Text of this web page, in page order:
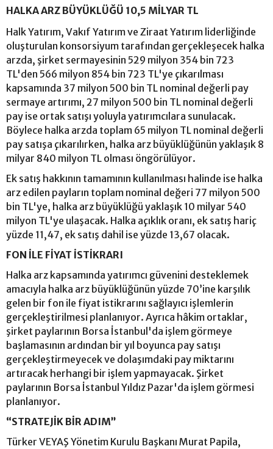
HALKA ARZ BÜYÜKLÜĞÜ 10,5 MİLYAR TL
Halk Yatırım, Vakıf Yatırım ve Ziraat Yatırım liderliğinde
oluşturulan konsorsiyum tarafından gerçekleşecek halka
arzda, şirket sermayesinin 529 milyon 354 bin 723
TL'den 566 milyon 854 bin 723 TL'ye çıkarılması
kapsamında 37 milyon 500 bin TL nominal değerli pay
sermaye artırımı, 27 milyon 500 bin TL nominal değerli
pay ise ortak satışı yoluyla yatırımcılara sunulacak.
Böylece halka arzda toplam 65 milyon TL nominal değerli
pay satışa çıkarılırken, halka arz büyüklüğünün yaklaşık 8
milyar 840 milyon TL olması öngörülüyor.
Ek satış hakkının tamamının kullanılması halinde ise halka
arz edilen payların toplam nominal değeri 77 milyon 500
bin TL'ye, halka arz büyüklüğü yaklaşık 10 milyar 540
milyon TL'ye ulaşacak. Halka açıklık oranı, ek satış hariç
yüzde 11,47, ek satış dahil ise yüzde 13,67 olacak.
FON İLE FİYAT İSTİKRARI
Halka arz kapsamında yatırımcı güvenini desteklemek
amacıyla halka arz büyüklüğünün yüzde 70’ine karşılık
gelen bir fon ile fiyat istikrarını sağlayıcı işlemlerin
gerçekleştirilmesi planlanıyor. Ayrıca hâkim ortaklar,
şirket paylarının Borsa İstanbul'da işlem görmeye
başlamasının ardından bir yıl boyunca pay satışı
gerçekleştirmeyecek ve dolaşımdaki pay miktarını
artıracak herhangi bir işlem yapmayacak. Şirket
paylarının Borsa İstanbul Yıldız Pazar'da işlem görmesi
planlanıyor.
“STRATEJİK BİR ADIM”
Türker VEYAŞ Yönetim Kurulu Başkanı Murat Papila,